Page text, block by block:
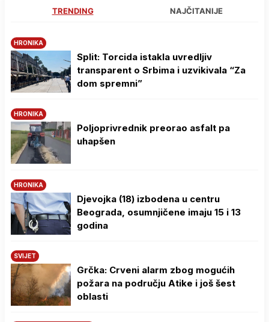
TRENDING NAJČITANIJE
HRONIKA
Split: Torcida istakla uvredljiv
transparent o Srbima i uzvikivala “Za
dom spremni”
HRONIKA
Poljoprivrednik preorao asfalt pa
uhapšen
HRONIKA
Djevojka (18) izbodena u centru
Beograda, osumnjičene imaju 15 i 13
godina
SVIJET
Grčka: Crveni alarm zbog mogućih
požara na području Atike i još šest
oblasti